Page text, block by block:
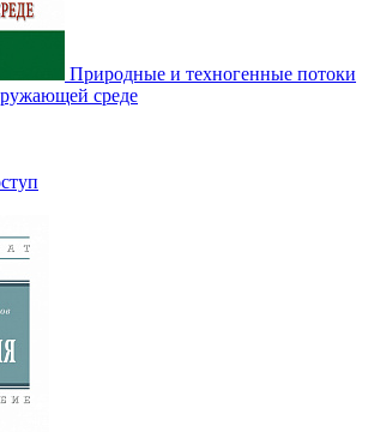
Природные и техногенные потоки
среде